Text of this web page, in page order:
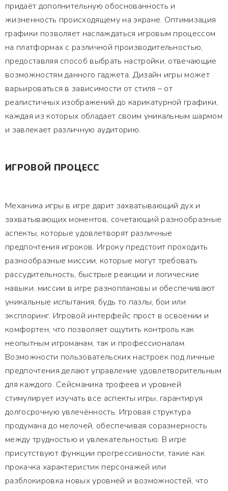
придаёт дополнительную обоснованность и
жизненность происходящему на экране. Оптимизация
графики позволяет наслаждаться игровым процессом
на платформах с различной производительностью,
предоставляя способ выбрать настройки, отвечающие
возможностям данного гаджета. Дизайн игры может
варьироваться в зависимости от стиля – от
реалистичных изображений до карикатурной графики,
каждая из которых обладает своим уникальным шармом
и завлекает различную аудиторию.
ИГРОВОЙ ПРОЦЕСС
Механика игры в игре дарит захватывающий дух и
захватывающих моментов, сочетающий разнообразные
аспекты, которые удовлетворят различные
предпочтения игроков. Игроку предстоит проходить
разнообразные миссии, которые могут требовать
рассудительность, быстрые реакции и логические
навыки. миссии в игре разноплановы и обеспечивают
уникальные испытания, будь то пазлы, бои или
эксплоринг. Игровой интерфейс прост в освоении и
комфортен, что позволяет ощутить контроль как
неопытным игроманам, так и профессионалам.
Возможности пользовательских настроек под личные
предпочтения делают управление удовлетворительным
для каждого. Сейсманика трофеев и уровней
стимулирует изучать все аспекты игры, гарантируя
долгосрочную увлечённость. Игровая структура
продумана до мелочей, обеспечивая соразмерность
между трудностью и увлекательностью. В игре
присутствуют функции прогрессивности, такие как
прокачка характеристик персонажей или
разблокировка новых уровней и возможностей, что